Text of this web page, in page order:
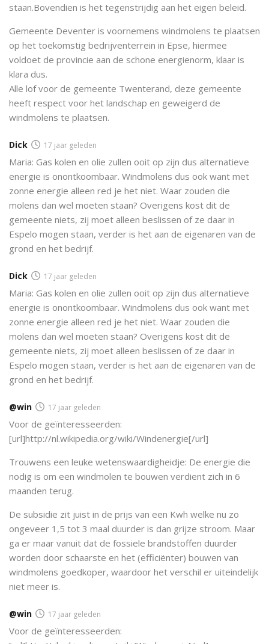
staan.Bovendien is het tegenstrijdig aan het eigen beleid.
Gemeente Deventer is voornemens windmolens te plaatsen
op het toekomstig bedrijventerrein in Epse, hiermee
voldoet de provincie aan de schone energienorm, klaar is
klara dus.
Alle lof voor de gemeente Twenterand, deze gemeente
heeft respect voor het landschap en geweigerd de
windmolens te plaatsen.
Dick 17 jaar geleden
Maria: Gas kolen en olie zullen ooit op zijn dus alternatieve
energie is onontkoombaar. Windmolens dus ook want met
zonne energie alleen red je het niet. Waar zouden die
molens dan wel moeten staan? Overigens kost dit de
gemeente niets, zij moet alleen beslissen of ze daar in
Espelo mogen staan, verder is het aan de eigenaren van de
grond en het bedrijf.
Dick 17 jaar geleden
Maria: Gas kolen en olie zullen ooit op zijn dus alternatieve
energie is onontkoombaar. Windmolens dus ook want met
zonne energie alleen red je het niet. Waar zouden die
molens dan wel moeten staan? Overigens kost dit de
gemeente niets, zij moet alleen beslissen of ze daar in
Espelo mogen staan, verder is het aan de eigenaren van de
grond en het bedrijf.
@win 17 jaar geleden
Voor de geïnteresseerden:
[url]http://nl.wikipedia.org/wiki/Windenergie[/url]
Trouwens een leuke wetenswaardigheidje: De energie die
nodig is om een windmolen te bouwen verdient zich in 6
maanden terug.
De subsidie zit juist in de prijs van een Kwh welke nu zo
ongeveer 1,5 tot 3 maal duurder is dan grijze stroom. Maar
ga er maar vanuit dat de fossiele brandstoffen duurder
worden door schaarste en het (efficiënter) bouwen van
windmolens goedkoper, waardoor het verschil er uiteindelijk
niet meer is.
@win 17 jaar geleden
Voor de geïnteresseerden: